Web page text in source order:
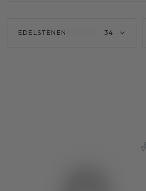
EDELSTENEN 34